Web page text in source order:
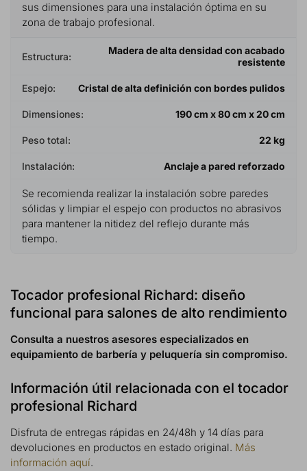
sus dimensiones para una instalación óptima en su
zona de trabajo profesional.
Estructura:
Madera de alta densidad con acabado
resistente
Espejo: Cristal de alta definición con bordes pulidos
Dimensiones: 190 cm x 80 cm x 20 cm
Peso total: 22 kg
Instalación: Anclaje a pared reforzado
Se recomienda realizar la instalación sobre paredes
sólidas y limpiar el espejo con productos no abrasivos
para mantener la nitidez del reflejo durante más
tiempo.
Tocador profesional Richard: diseño
funcional para salones de alto rendimiento
Consulta a nuestros asesores especializados en
equipamiento de barbería y peluquería sin compromiso.
Información útil relacionada con el tocador
profesional Richard
Disfruta de entregas rápidas en 24/48h y 14 días para
devoluciones en productos en estado original. Más
información aquí.